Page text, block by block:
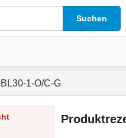
Suchen
1-O/C-G